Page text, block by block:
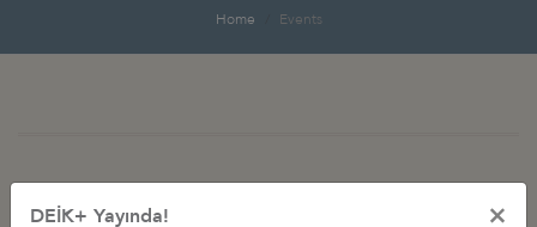
Home Events
DEİK+ Yayında! ×